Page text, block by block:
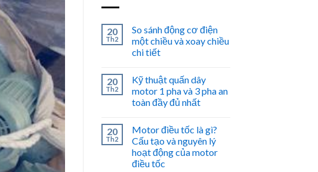
20
Th2
So sánh động cơ điện
một chiều và xoay chiều
chi tiết
20
Th2
Kỹ thuật quấn dây
motor 1 pha và 3 pha an
toàn đầy đủ nhất
20
Th2
Motor điều tốc là gì?
Cấu tạo và nguyên lý
hoạt động của motor
điều tốc